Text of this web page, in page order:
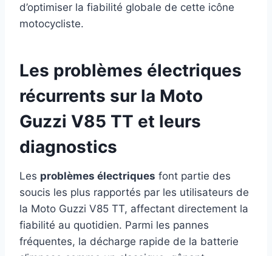
d’optimiser la fiabilité globale de cette icône
motocycliste.
Les problèmes électriques
récurrents sur la Moto
Guzzi V85 TT et leurs
diagnostics
Les problèmes électriques font partie des
soucis les plus rapportés par les utilisateurs de
la Moto Guzzi V85 TT, affectant directement la
fiabilité au quotidien. Parmi les pannes
fréquentes, la décharge rapide de la batterie